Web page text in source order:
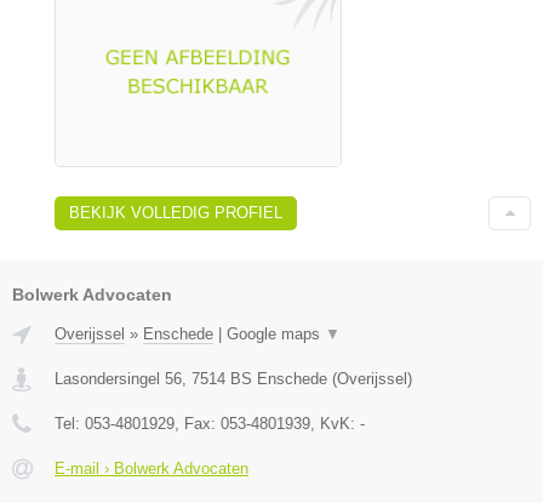
BEKIJK VOLLEDIG PROFIEL
Bolwerk Advocaten
Overijssel » Enschede Google maps ▼
Lasondersingel 56, 7514 BS Enschede (Overijssel )
Tel: 053-4801929, Fax: 053-4801939, KvK: -
E-mail › Bolwerk Advocaten